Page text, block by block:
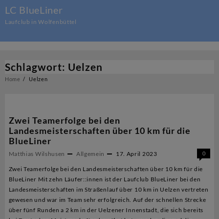
content
LC BlueLiner
Laufclub in Wolfenbüttel
Schlagwort: Uelzen
Home Uelzen
Zwei Teamerfolge bei den
Landesmeisterschaften über 10 km für die
BlueLiner
Matthias Wilshusen Allgemein 17. April 2023 0
Zwei Teamerfolge bei den Landesmeisterschaften über 10 km für die
BlueLiner Mit zehn Läufer::innen ist der Laufclub BlueLiner bei den
Landesmeisterschaften im Straßenlauf über 10 km in Uelzen vertreten
gewesen und war im Team sehr erfolgreich. Auf der schnellen Strecke
über fünf Runden a 2 km in der Uelzener Innenstadt, die sich bereits